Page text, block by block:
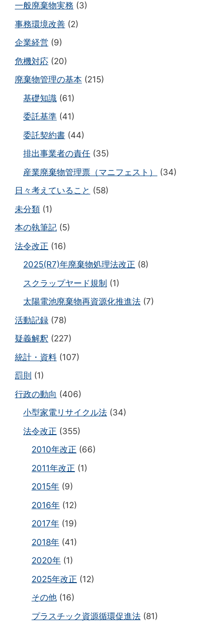
一般廃棄物実務 (3)
事務環境改善 (2)
企業経営 (9)
危機対応 (20)
廃棄物管理の基本 (215)
基礎知識 (61)
委託基準 (41)
委託契約書 (44)
排出事業者の責任 (35)
産業廃棄物管理票（マニフェスト）
(34)
日々考えていること (58)
未分類 (1)
本の執筆記 (5)
法令改正 (16)
2025(R7)年廃棄物処理法改正 (8)
スクラップヤード規制 (1)
太陽電池廃棄物再資源化推進法 (7)
活動記録 (78)
疑義解釈 (227)
統計・資料 (107)
罰則 (1)
行政の動向 (406)
小型家電リサイクル法 (34)
法令改正 (355)
2010年改正 (66)
2011年改正 (1)
2015年 (9)
2016年 (12)
2017年 (19)
2018年 (41)
2020年 (1)
2025年改正 (12)
その他 (16)
プラスチック資源循環促進法 (81)